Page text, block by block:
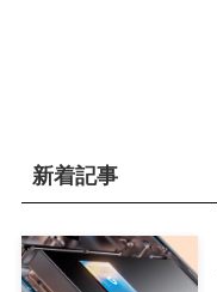
新着記事